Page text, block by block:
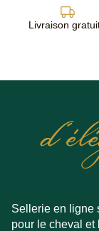
Livraison
Sellerie en ligne
pour le cheval et